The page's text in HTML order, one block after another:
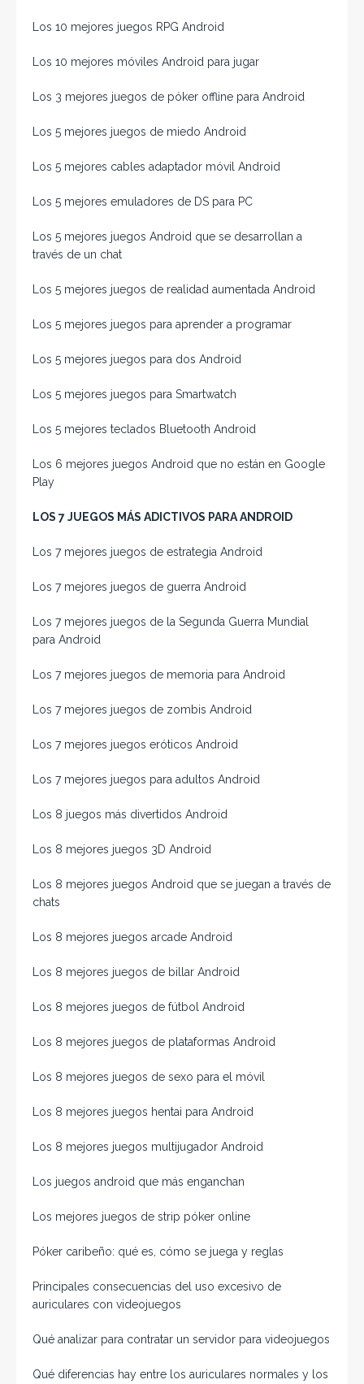
Los 10 mejores juegos RPG Android
Los 10 mejores móviles Android para jugar
Los 3 mejores juegos de póker offline para Android
Los 5 mejores juegos de miedo Android
Los 5 mejores cables adaptador móvil Android
Los 5 mejores emuladores de DS para PC
Los 5 mejores juegos Android que se desarrollan a
través de un chat
Los 5 mejores juegos de realidad aumentada Android
Los 5 mejores juegos para aprender a programar
Los 5 mejores juegos para dos Android
Los 5 mejores juegos para Smartwatch
Los 5 mejores teclados Bluetooth Android
Los 6 mejores juegos Android que no están en Google
Play
LOS 7 JUEGOS MÁS ADICTIVOS PARA ANDROID
Los 7 mejores juegos de estrategia Android
Los 7 mejores juegos de guerra Android
Los 7 mejores juegos de la Segunda Guerra Mundial
para Android
Los 7 mejores juegos de memoria para Android
Los 7 mejores juegos de zombis Android
Los 7 mejores juegos eróticos Android
Los 7 mejores juegos para adultos Android
Los 8 juegos más divertidos Android
Los 8 mejores juegos 3D Android
Los 8 mejores juegos Android que se juegan a través de
chats
Los 8 mejores juegos arcade Android
Los 8 mejores juegos de billar Android
Los 8 mejores juegos de fútbol Android
Los 8 mejores juegos de plataformas Android
Los 8 mejores juegos de sexo para el móvil
Los 8 mejores juegos hentai para Android
Los 8 mejores juegos multijugador Android
Los juegos android que más enganchan
Los mejores juegos de strip póker online
Póker caribeño: qué es, cómo se juega y reglas
Principales consecuencias del uso excesivo de
auriculares con videojuegos
Qué analizar para contratar un servidor para videojuegos
Qué diferencias hay entre los auriculares normales y los